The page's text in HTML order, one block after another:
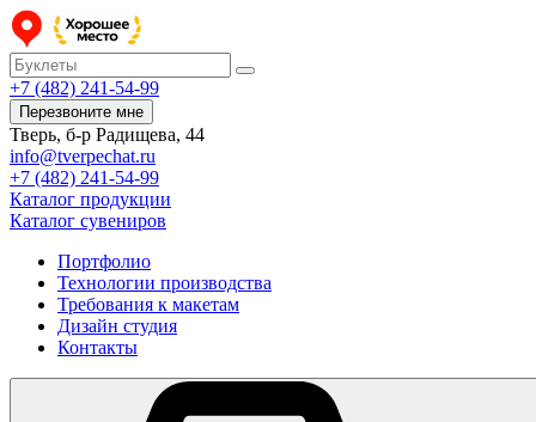
+7 (482) 241-54-99
Перезвоните мне
Тверь, б-р Радищева, 44
info@tverpechat.ru
+7 (482) 241-54-99
Каталог продукции
Каталог сувениров
Портфолио
Технологии производства
Требования к макетам
Дизайн студия
Контакты